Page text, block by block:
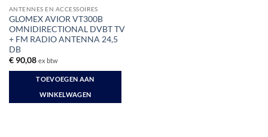
ANTENNES EN ACCESSOIRES
GLOMEX AVIOR VT300B
OMNIDIRECTIONAL DVBT TV
+ FM RADIO ANTENNA 24,5
DB
€90,08 ex btw
TOEVOEGEN AAN
WINKELWAGEN